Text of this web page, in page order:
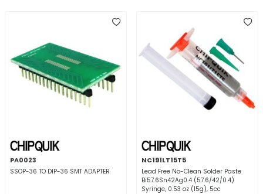
PA0023
SSOP-36 TO DIP-36 SMT ADAPTER
NC191LT15T5
Lead Free No-Clean Solder Paste
Bi57.6Sn42Ag0.4 (57.6/42/0.4)
Syringe, 0.53 oz (15g), 5cc